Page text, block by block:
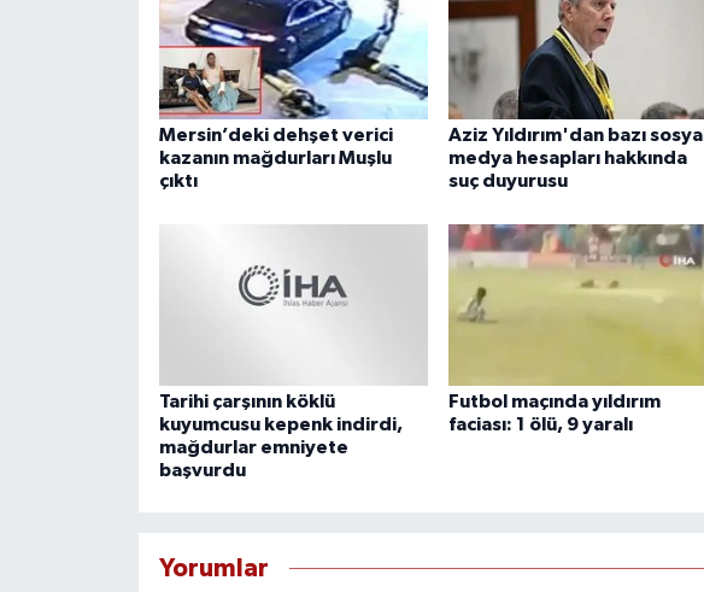
Mersin’deki dehşet verici
kazanın mağdurları Muşlu
çıktı
Aziz Yıldırım'dan bazı sosyal
medya hesapları hakkında
suç duyurusu
Tarihi çarşının köklü
kuyumcusu kepenk indirdi,
mağdurlar emniyete
başvurdu
Futbol maçında yıldırım
faciası: 1 ölü, 9 yaralı
Yorumlar